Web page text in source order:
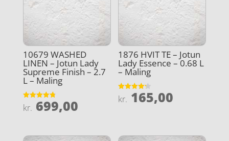
10679 WASHED
LINEN – Jotun Lady
Supreme Finish – 2.7
L – Maling
Vurderet
4.8
kr. 699,00
1876 HVIT TE – Jotun
Lady Essence – 0.68 L
– Maling
Vurderet
4.2
kr. 165,00